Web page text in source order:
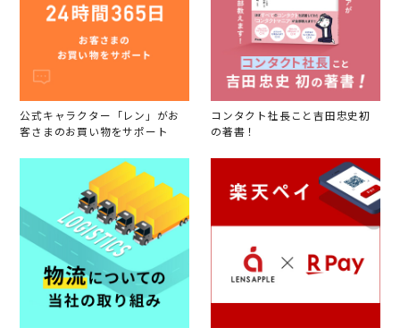
公式キャラクター「レン」がお
客さまのお買い物をサポート
コンタクト社長こと吉田忠史初
の著書！